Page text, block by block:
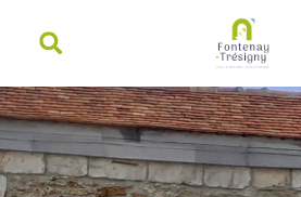
principal